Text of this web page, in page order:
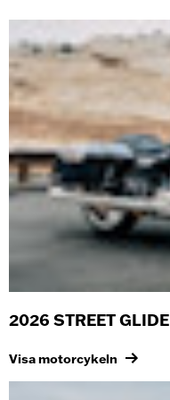
2026 STREET GLIDE
Visa motorcykeln